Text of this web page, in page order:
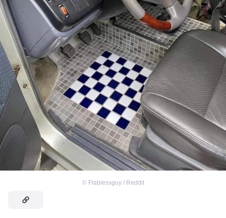
© Flablessguy / Reddit